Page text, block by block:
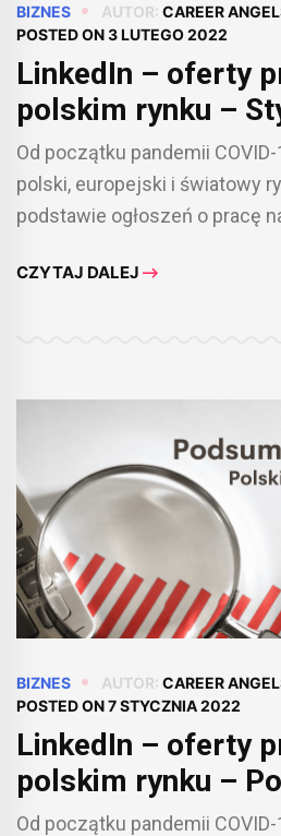
BIZNES AUTOR: CAREER
POSTED ON3 LUTEGO 2022
LinkedIn – oferty
polskim rynku –
Od początku pandemii
polski, europejski i światowy
podstawie ogłoszeń o pracę
CZYTAJ DALEJ
BIZNES AUTOR: CAREER
POSTED ON7 STYCZNIA 2022
LinkedIn – oferty
polskim rynku –
2021
Od początku pandemii